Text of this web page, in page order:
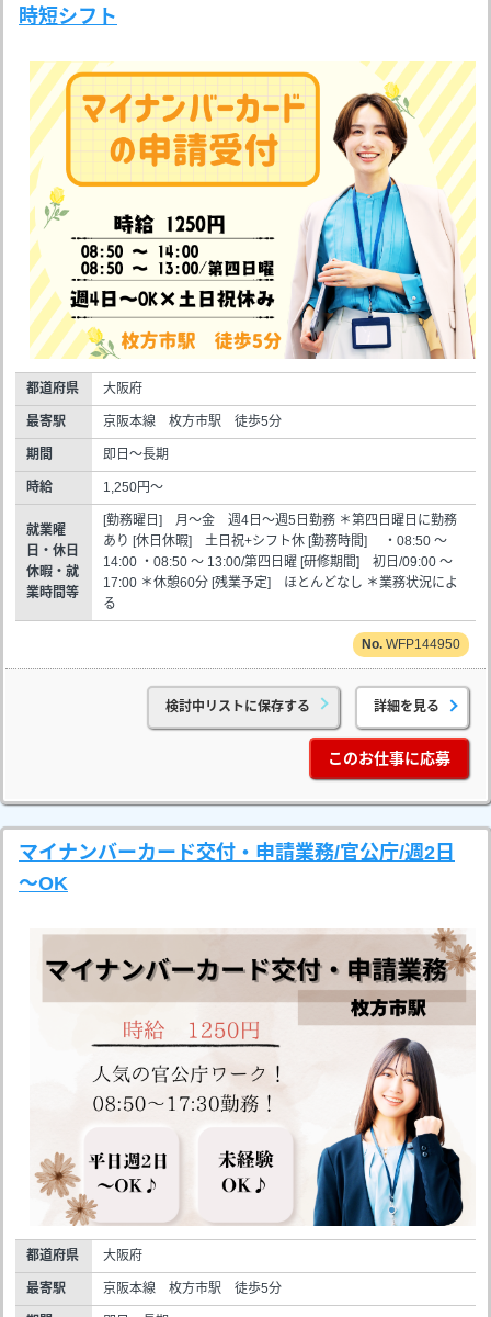
時短シフト
都道府県 大阪府
最寄駅 京阪本線 枚方市駅 徒歩5分
期間 即日～長期
時給 1,250円～
就業曜
日・休日
休暇・就
業時間等
[勤務曜日] 月～金 週4日～週5日勤務 ＊第四日曜日に勤務
あり [休日休暇] 土日祝+シフト休 [勤務時間] ・08:50 ～
14:00 ・08:50 ～ 13:00/第四日曜 [研修期間] 初日/09:00 ～
17:00 ＊休憩60分 [残業予定] ほとんどなし ＊業務状況によ
る
WFP144950
検討中リストに保存する 詳細を見る
このお仕事に応募
マイナンバーカード交付・申請業務/官公庁/週2日
～OK
都道府県 大阪府
最寄駅 京阪本線 枚方市駅 徒歩5分